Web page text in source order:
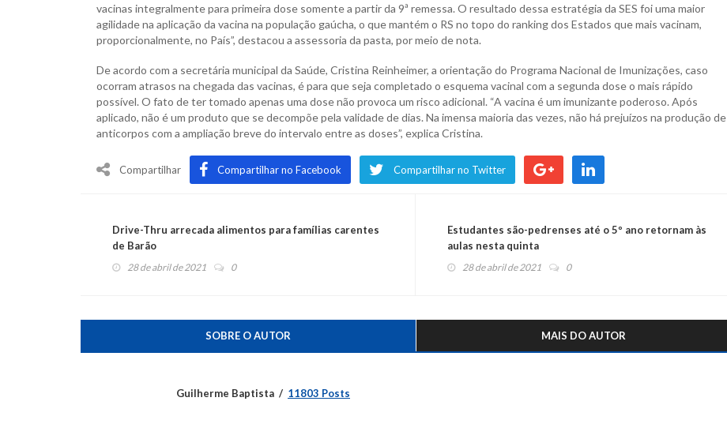
vacinas integralmente para primeira dose somente a partir da 9ª remessa. O resultado dessa estratégia da SES foi uma maior
agilidade na aplicação da vacina na população gaúcha, o que mantém o RS no topo do ranking dos Estados que mais vacinam,
proporcionalmente, no País”, destacou a assessoria da pasta, por meio de nota.
De acordo com a secretária municipal da Saúde, Cristina Reinheimer, a orientação do Programa Nacional de Imunizações, caso
ocorram atrasos na chegada das vacinas, é para que seja completado o esquema vacinal com a segunda dose o mais rápido
possível. O fato de ter tomado apenas uma dose não provoca um risco adicional. “A vacina é um imunizante poderoso. Após
aplicado, não é um produto que se decompõe pela validade de dias. Na imensa maioria das vezes, não há prejuízos na produção de
anticorpos com a ampliação breve do intervalo entre as doses”, explica Cristina.
Compartilhar Compartilhar no Facebook Compartilhar no Twitter
Drive-Thru arrecada alimentos para famílias carentes
de Barão
28 de abril de 2021 0
Estudantes são-pedrenses até o 5º ano retornam às
aulas nesta quinta
28 de abril de 2021 0
SOBRE O AUTOR MAIS DO AUTOR
Guilherme Baptista 11803 Posts